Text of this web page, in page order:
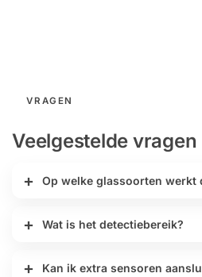
VRAGEN
Veelgestelde vragen
Op welke glassoorten werkt
Wat is het detectiebereik?
Kan ik extra sensoren